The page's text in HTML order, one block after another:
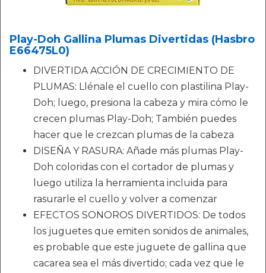
Play-Doh Gallina Plumas Divertidas (Hasbro
E66475L0)
DIVERTIDA ACCIÓN DE CRECIMIENTO DE
PLUMAS: Llénale el cuello con plastilina Play-
Doh; luego, presiona la cabeza y mira cómo le
crecen plumas Play-Doh; También puedes
hacer que le crezcan plumas de la cabeza
DISEÑA Y RASURA: Añade más plumas Play-
Doh coloridas con el cortador de plumas y
luego utiliza la herramienta incluida para
rasurarle el cuello y volver a comenzar
EFECTOS SONOROS DIVERTIDOS: De todos
los juguetes que emiten sonidos de animales,
es probable que este juguete de gallina que
cacarea sea el más divertido; cada vez que le